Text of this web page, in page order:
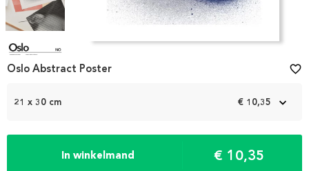
1
21 x 30 cm € 10,35
In winkelmand € 10,35
Oslo Abstract Poster favorite_border